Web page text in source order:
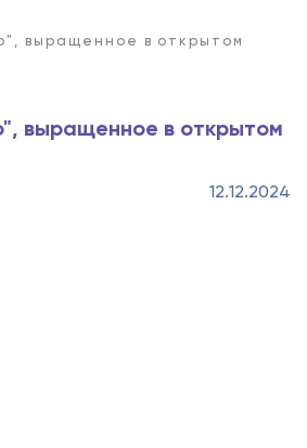
выращенное в открытом
выращенное в открытом
12.12.2024